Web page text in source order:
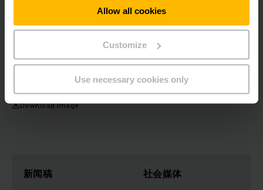
Allow all cookies
Customize
Use necessary cookies only
的磨损较小，后续维护成本开支也非常小。
随着现在永恒力小型电动搬运车的运用，其实现在这款搬运车已
经走入了医院、生产车间和很多物流企业，并且给这些行业带去
源源不断的能量。
Download Image
新闻稿 社会媒体